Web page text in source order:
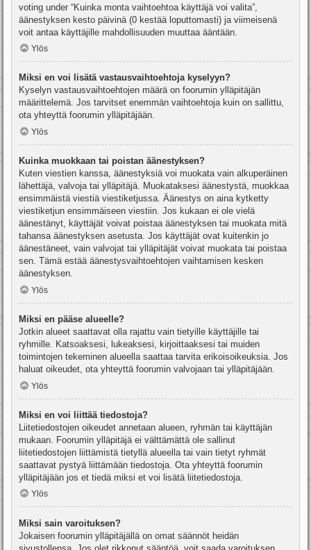
voting under “Kuinka monta vaihtoehtoa käyttäjä voi valita”,
äänestyksen kesto päivinä (0 kestää loputtomasti) ja viimeisenä
voit antaa käyttäjille mahdollisuuden muuttaa ääntään.
Ylös
Miksi en voi lisätä vastausvaihtoehtoja kyselyyn?
Kyselyn vastausvaihtoehtojen määrä on foorumin ylläpitäjän
määrittelemä. Jos tarvitset enemmän vaihtoehtoja kuin on sallittu,
ota yhteyttä foorumin ylläpitäjään.
Ylös
Kuinka muokkaan tai poistan äänestyksen?
Kuten viestien kanssa, äänestyksiä voi muokata vain alkuperäinen
lähettäjä, valvoja tai ylläpitäjä. Muokataksesi äänestystä, muokkaa
ensimmäistä viestiä viestiketjussa. Äänestys on aina kytketty
viestiketjun ensimmäiseen viestiin. Jos kukaan ei ole vielä
äänestänyt, käyttäjät voivat poistaa äänestyksen tai muokata mitä
tahansa äänestyksen asetusta. Jos käyttäjät ovat kuitenkin jo
äänestäneet, vain valvojat tai ylläpitäjät voivat muokata tai poistaa
sen. Tämä estää äänestysvaihtoehtojen vaihtamisen kesken
äänestyksen.
Ylös
Miksi en pääse alueelle?
Jotkin alueet saattavat olla rajattu vain tietyille käyttäjille tai
ryhmille. Katsoaksesi, lukeaksesi, kirjoittaaksesi tai muiden
toimintojen tekeminen alueella saattaa tarvita erikoisoikeuksia. Jos
haluat oikeudet, ota yhteyttä foorumin valvojaan tai ylläpitäjään.
Ylös
Miksi en voi liittää tiedostoja?
Liitetiedostojen oikeudet annetaan alueen, ryhmän tai käyttäjän
mukaan. Foorumin ylläpitäjä ei välttämättä ole sallinut
liitetiedostojen liittämistä tietyllä alueella tai vain tietyt ryhmät
saattavat pystyä liittämään tiedostoja. Ota yhteyttä foorumin
ylläpitäjään jos et tiedä miksi et voi lisätä liitetiedostoja.
Ylös
Miksi sain varoituksen?
Jokaisen foorumin ylläpitäjällä on omat säännöt heidän